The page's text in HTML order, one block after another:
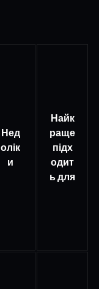
Нед
олік
и
Найк
раще
підх
одит
ь для